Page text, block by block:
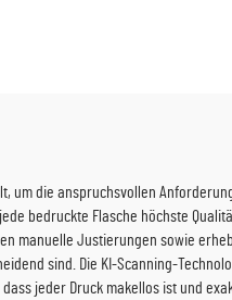
um die anspruchsvollen
bedruckte Flasche höchste
manuelle Justierungen sowie
sind. Die KI-Scanning-
jeder Druck makellos ist und